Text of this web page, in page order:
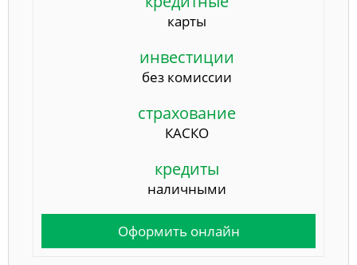
карты
инвестиции
без комиссии
страхование
КАСКО
кредиты
наличными
Оформить онлайн